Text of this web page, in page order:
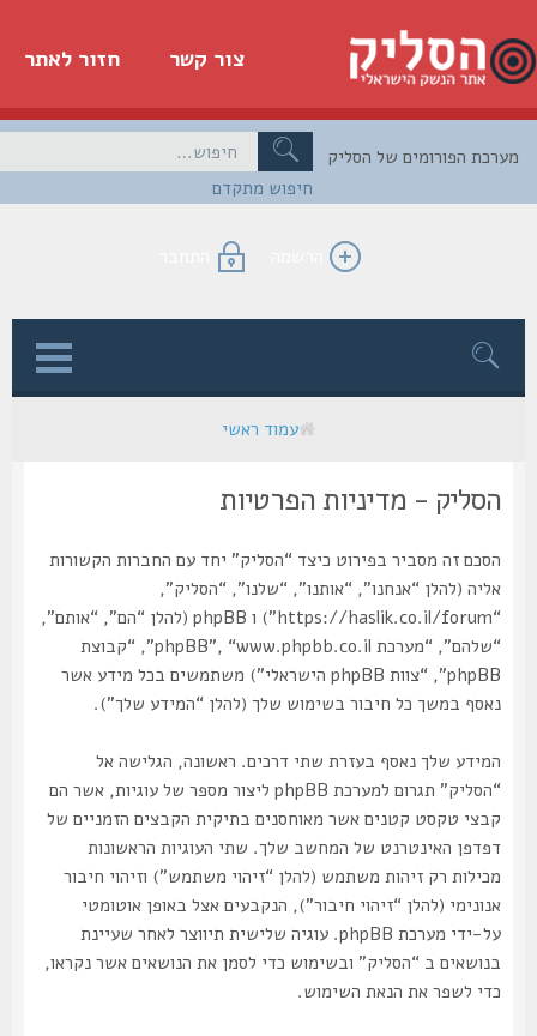
חזור לאתר צור קשר
חיפוש מתקדם
הפורומים של הסליק
הרשמה התחבר
עמוד ראשי
הסליק - מדיניות הפרטיות
הסכם זה מסביר בפירוט כיצד “הסליק” יחד עם החברות הקשורות
אליה (להלן “אנחנו”, “אותנו”, “שלנו”, “הסליק”,
“https://haslik.co.il/forum”) ו phpBB (להלן “הם”, “אותם”,
“שלהם”, “מערכת phpBB”, “www.phpbb.co.il”, “קבוצת
phpBB”, “צוות phpBB הישראלי”) משתמשים בכל מידע אשר
נאסף במשך כל חיבור בשימוש שלך (להלן “המידע שלך”).
המידע שלך נאסף בעזרת שתי דרכים. ראשונה, הגלישה אל
“הסליק” תגרום למערכת phpBB ליצור מספר של עוגיות, אשר הם
קבצי טקסט קטנים אשר מאוחסנים בתיקית הקבצים הזמניים של
דפדפן האינטרנט של המחשב שלך. שתי העוגיות הראשונות
מכילות רק זיהות משתמש (להלן “זיהוי משתמש”) וזיהוי חיבור
אנונימי (להלן “זיהוי חיבור”), הנקבעים אצל באופן אוטומטי
על-ידי מערכת phpBB. עוגיה שלישית תיווצר לאחר שעיינת
בנושאים ב “הסליק” ובשימוש כדי לסמן את הנושאים אשר נקראו,
כדי לשפר את הנאת השימוש.